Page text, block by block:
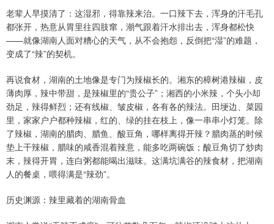
老辈人早摸清了：这湿邪，得靠辣来治。一口辣下去，浑身的汗毛孔
都张开，热意从胃里往四肢窜，潮气跟着汗水排出去，浑身都松快
——就像湖南人面对糟心的天气，从不会抱怨，反倒把“湿”的难题，
变成了“辣”的契机。
再说食材，湖南的土地像是专门为辣椒长的。湘东的樟树港辣椒，皮
薄肉厚，辣中带甜，是辣椒里的“贵公子”；湘西的小米辣，个头小却
劲足，辣得鲜烈；还有线椒、皱皮椒，各有各的辣法。田埂边、菜园
里，家家户户都种辣椒，红的、绿的挂在枝上，像一串串小灯笼。除
了辣椒，湖南的腊肉、腊鱼、酸豆角，哪样离得开辣？腊肉蒸的时候
垫上干辣椒，腊味的咸香混着辣意，能多吃两碗饭；酸豆角切了炒肉
末，辣得开胃，连白粥都能喝出滋味。这满坑满谷的辣食材，把湖南
人的餐桌，喂得满是“辣劲”。
历史渊源：辣里藏着的湖南骨血